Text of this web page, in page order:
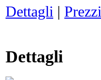
Dettagli | Prezzi
Dettagli